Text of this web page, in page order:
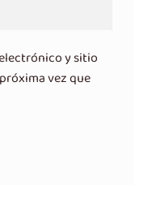
y sitio
vez que